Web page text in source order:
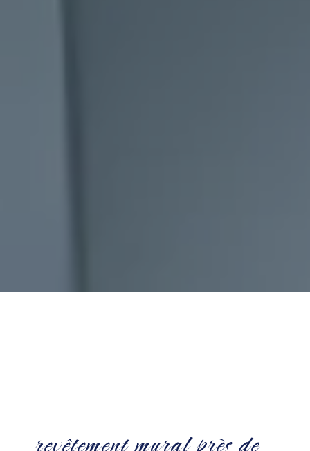
revêtement mural près de